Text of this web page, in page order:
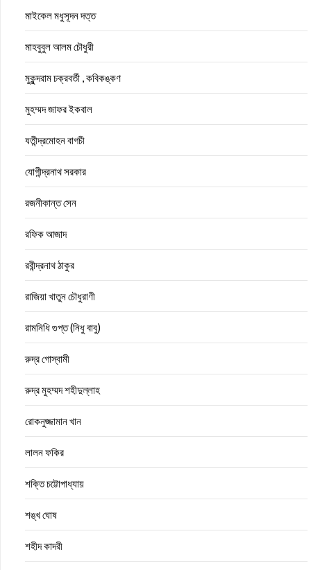
মাইকেল মধুসূদন দত্ত
মাহবুবুল আলম চৌধুরী
মুকুন্দরাম চক্রবর্তী , কবিকঙ্কণ
মুহম্মদ জাফর ইকবাল
যতীন্দ্রমোহন বাগচী
যোগীন্দ্রনাথ সরকার
রজনীকান্ত সেন
রফিক আজাদ
রবীন্দ্রনাথ ঠাকুর
রাজিয়া খাতুন চৌধুরাণী
রামনিধি গুপ্ত (নিধু বাবু)
রুদ্র গোস্বামী
রুদ্র মুহম্মদ শহীদুল্লাহ
রোকনুজ্জামান খান
লালন ফকির
শক্তি চট্টোপাধ্যায়
শঙ্খ ঘোষ
শহীদ কাদরী